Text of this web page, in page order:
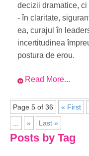
decizii dramatice,
- în claritate,
ea, curajul în
incertitudinea
postura de erou.
Read More...
Page 5 of 36 « First
» Last »
Posts by Tag